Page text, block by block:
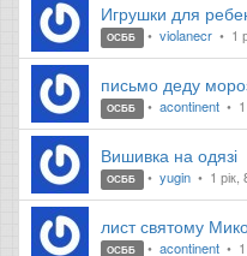
Игрушки для
ОСББ violanecr 1
письмо деду
ОСББ acontinent
Вишивка на одязі
ОСББ yugin 1 рік,
лист святому
ОСББ acontinent